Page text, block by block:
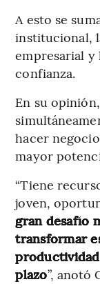
A esto se
institucional,
empresarial y
confianza.
En su
hacer
mayor
“Tiene
joven,
gran desafío
transformar
plazo”, anotó